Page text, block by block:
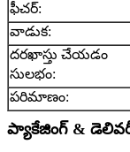
ఫీచర్:
వాడుక:
దరఖాస్తు చేయడం
సులభం:
పరిమాణం:
ప్యాకేజింగ్ &